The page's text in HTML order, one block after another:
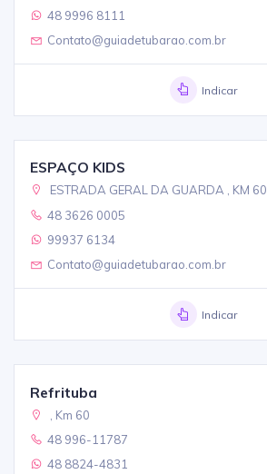
48 9996 8111
Contato@guiadetubarao.com.br
Indicar
ESPAÇO KIDS
ESTRADA GERAL DA GUARDA , KM 60
48 3626 0005
99937 6134
Contato@guiadetubarao.com.br
Indicar
Refrituba
, Km 60
48 996-11787
48 8824-4831